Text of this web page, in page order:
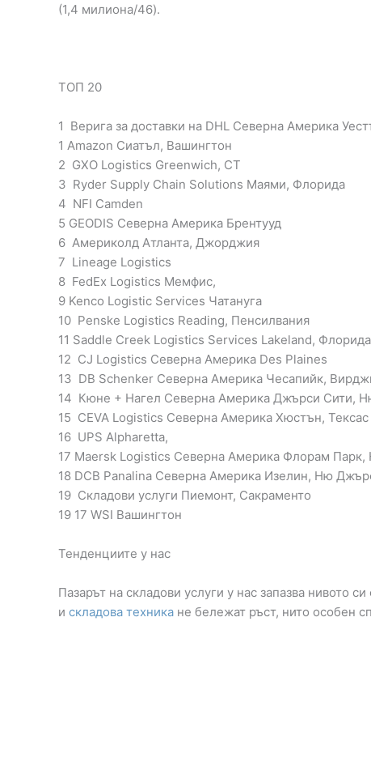
(1,4 милиона/46).
ТОП 20
1 Верига за доставки на DHL Северна Америка
1 Amazon Сиатъл, Вашингтон
2 GXO Logistics Greenwich, CT
3 Ryder Supply Chain Solutions Маями, Флорида
4 NFI Camden
5 GEODIS Северна Америка Брентууд
6 Америколд Атланта, Джорджия
7 Lineage Logistics
8 FedEx Logistics Мемфис,
9 Kenco Logistic Services Чатануга
10 Penske Logistics Reading, Пенсилвания
11 Saddle Creek Logistics Services Lakeland, Флорида
12 CJ Logistics Северна Америка Des Plaines
13 DB Schenker Северна Америка Чесапийк,
14 Кюне + Нагел Северна Америка Джърси Сити,
15 CEVA Logistics Северна Америка Хюстън, Тексас
16 UPS Alpharetta,
17 Maersk Logistics Северна Америка Флорам
18 DСВ Panalina Северна Америка Изелин, Ню
19 Складови услуги Пиемонт, Сакраменто
19 17 WSI Вашингтон
Тенденциите у нас
Пазарът на складови услуги у нас запазва нивото
и складова техника не бележат ръст, нито особен